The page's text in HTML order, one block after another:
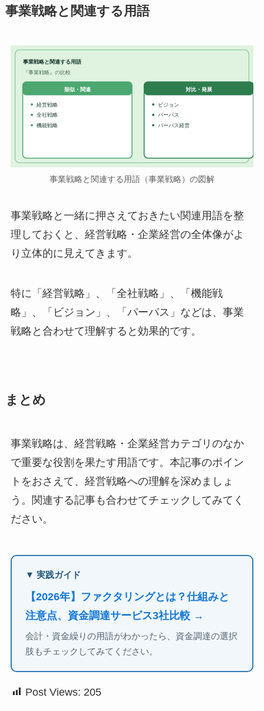
事業戦略と関連する用語
事業戦略と関連する用語
『事業戦略』の比較
類似・関連
経営戦略
全社戦略
機能戦略
対比・発展
ビジョン
パーパス
パーパス経営
事業戦略と関連する用語（事業戦略）の図解
事業戦略と一緒に押さえておきたい関連用語を整
理しておくと、経営戦略・企業経営の全体像がよ
り立体的に見えてきます。
特に「経営戦略」、「全社戦略」、「機能戦
略」、「ビジョン」、「パーパス」などは、事業
戦略と合わせて理解すると効果的です。
まとめ
事業戦略は、経営戦略・企業経営カテゴリのなか
で重要な役割を果たす用語です。本記事のポイン
トをおさえて、経営戦略への理解を深めましょ
う。関連する記事も合わせてチェックしてみてく
ださい。
▼ 実践ガイド
【2026年】ファクタリングとは？仕組みと
注意点、資金調達サービス3社比較 →
会計・資金繰りの用語がわかったら、資金調達の選択
肢もチェックしてみてください。
Post Views: 205